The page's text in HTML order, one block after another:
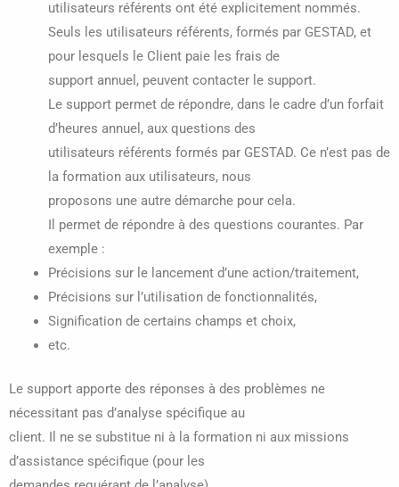
utilisateurs référents ont été explicitement nommés.
Seuls les utilisateurs référents, formés par GESTAD, et
pour lesquels le Client paie les frais de
support annuel, peuvent contacter le support.
Le support permet de répondre, dans le cadre d’un forfait
d’heures annuel, aux questions des
utilisateurs référents formés par GESTAD. Ce n’est pas de
la formation aux utilisateurs, nous
proposons une autre démarche pour cela.
Il permet de répondre à des questions courantes. Par
exemple :
Précisions sur le lancement d’une action/traitement,
Précisions sur l’utilisation de fonctionnalités,
Signification de certains champs et choix,
etc.
Le support apporte des réponses à des problèmes ne
nécessitant pas d’analyse spécifique au
client. Il ne se substitue ni à la formation ni aux missions
d’assistance spécifique (pour les